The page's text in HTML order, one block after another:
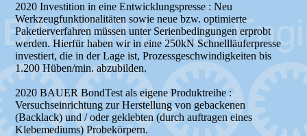
2020 Investition in eine Entwicklungspresse : Neu
Werkzeugfunktionalitäten sowie neue bzw. optimierte
Paketierverfahren müssen unter Serienbedingungen erprobt
werden. Hierfür haben wir in eine 250kN Schnellläuferpresse
investiert, die in der Lage ist, Prozessgeschwindigkeiten bis
1.200 Hüben/min. abzubilden.
2020 BAUER BondTest als eigene Produktreihe :
Versuchseinrichtung zur Herstellung von gebackenen
(Backlack) und / oder geklebten (durch auftragen eines
Klebemediums) Probekörpern.